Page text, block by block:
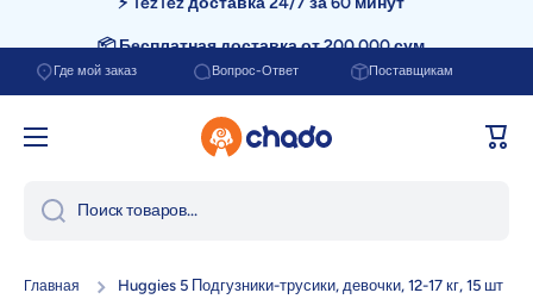
Где мой заказ Вопрос-Ответ Поставщикам
Поиск товаров...
Главная Huggies 5 Подгузники-трусики, девочки, 12-17 кг, 15 шт